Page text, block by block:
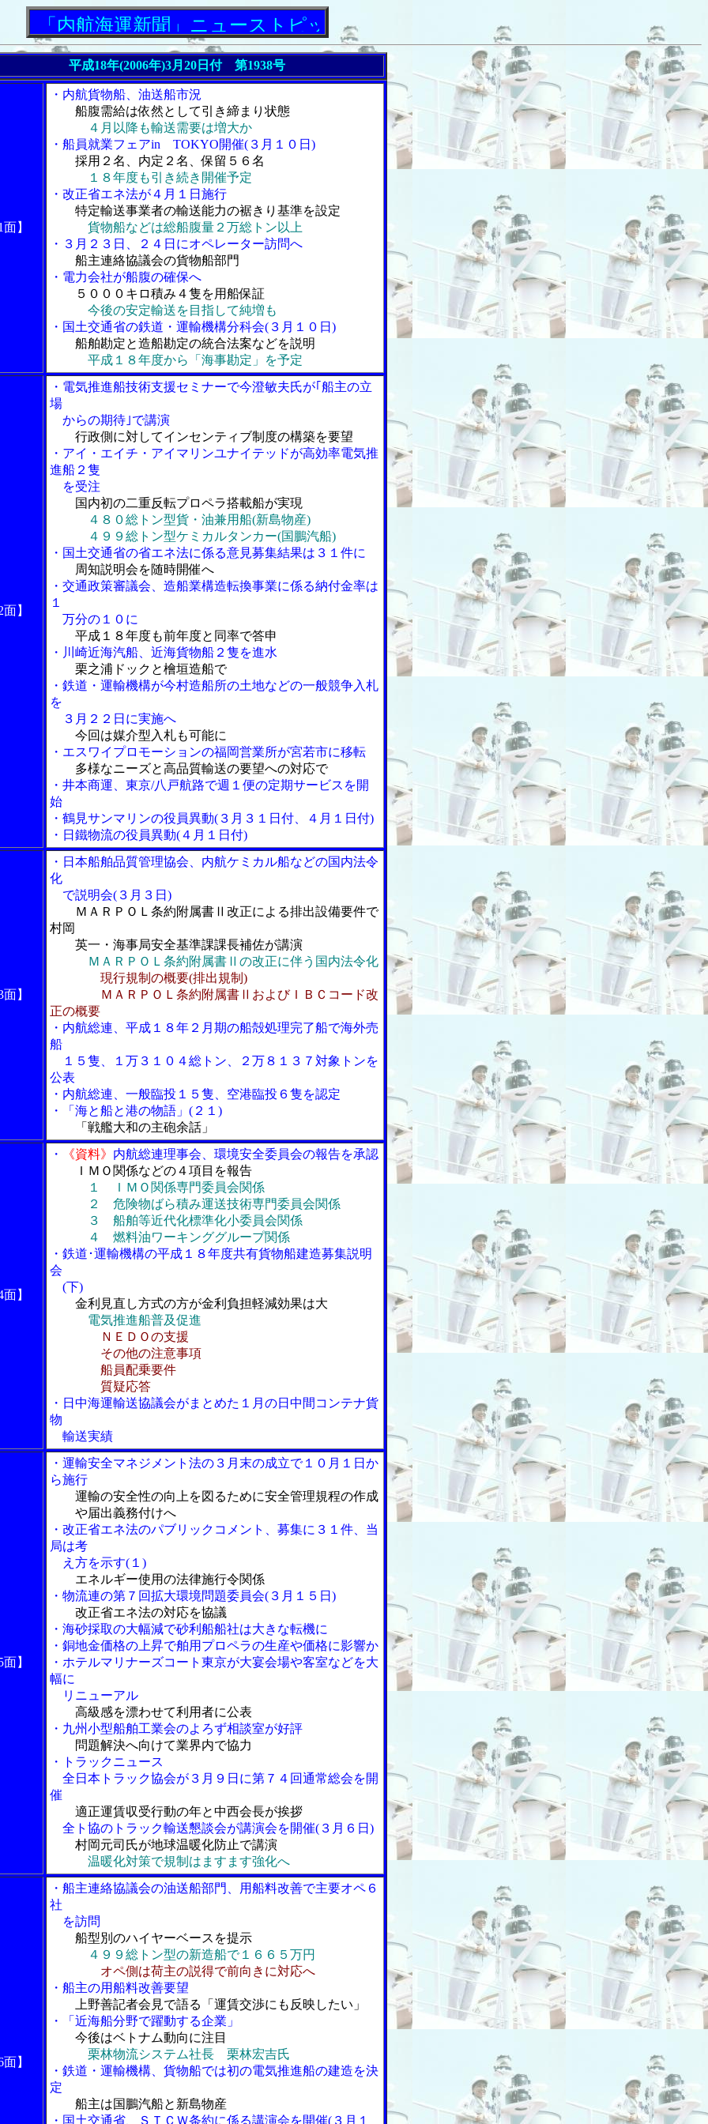
内航海運新聞」ニューストピックス
平成18年(2006年)3月20日付 第1938号
】
・内航貨物船、油送船市況
船腹需給は依然として引き締まり状態
４月以降も輸送需要は増大か
・船員就業フェアin TOKYO開催(３月１０日)
採用２名、内定２名、保留５６名
１８年度も引き続き開催予定
・改正省エネ法が４月１日施行
特定輸送事業者の輸送能力の裾きり基準を設定
貨物船などは総船腹量２万総トン以上
・３月２３日、２４日にオペレーター訪問へ
船主連絡協議会の貨物船部門
・電力会社が船腹の確保へ
５０００キロ積み４隻を用船保証
今後の安定輸送を目指して純増も
・国土交通省の鉄道・運輸機構分科会(３月１０日)
船舶勘定と造船勘定の統合法案などを説明
平成１８年度から「海事勘定」を予定
】
・電気推進船技術支援セミナーで今澄敏夫氏が｢船主の立
場
からの期待｣で講演
行政側に対してインセンティブ制度の構築を要望
・アイ・エイチ・アイマリンユナイテッドが高効率電気推
進船２隻
を受注
国内初の二重反転プロペラ搭載船が実現
４８０総トン型貨・油兼用船(新島物産)
４９９総トン型ケミカルタンカー(国鵬汽船)
・国土交通省の省エネ法に係る意見募集結果は３１件に
周知説明会を随時開催へ
・交通政策審議会、造船業構造転換事業に係る納付金率は
１
万分の１０に
平成１８年度も前年度と同率で答申
・川崎近海汽船、近海貨物船２隻を進水
栗之浦ドックと檜垣造船で
・鉄道・運輸機構が今村造船所の土地などの一般競争入札
を
３月２２日に実施へ
今回は媒介型入札も可能に
・エスワイプロモーションの福岡営業所が宮若市に移転
多様なニーズと高品質輸送の要望への対応で
・井本商運、東京/八戸航路で週１便の定期サービスを開
始
・鶴見サンマリンの役員異動(３月３１日付、４月１日付)
・日鐵物流の役員異動(４月１日付)
】
・日本船舶品質管理協会、内航ケミカル船などの国内法令
化
で説明会(３月３日)
ＭＡＲＰＯＬ条約附属書Ⅱ改正による排出設備要件で
村岡
英一・海事局安全基準課課長補佐が講演
ＭＡＲＰＯＬ条約附属書Ⅱの改正に伴う国内法令化
現行規制の概要(排出規制)
ＭＡＲＰＯＬ条約附属書ⅡおよびＩＢＣコード改
正の概要
・内航総連、平成１８年２月期の船殻処理完了船で海外売
船
１５隻、１万３１０４総トン、２万８１３７対象トンを
公表
・内航総連、一般臨投１５隻、空港臨投６隻を認定
・「海と船と港の物語」(２１)
「戦艦大和の主砲余話」
】
・ 《資料》 内航総連理事会、環境安全委員会の報告を承認
ＩＭＯ関係などの４項目を報告
１ ＩＭＯ関係専門委員会関係
２ 危険物ばら積み運送技術専門委員会関係
３ 船舶等近代化標準化小委員会関係
４ 燃料油ワーキンググループ関係
・鉄道･運輸機構の平成１８年度共有貨物船建造募集説明
会
(下)
金利見直し方式の方が金利負担軽減効果は大
電気推進船普及促進
ＮＥＤＯの支援
その他の注意事項
船員配乗要件
質疑応答
・日中海運輸送協議会がまとめた１月の日中間コンテナ貨
物
輸送実績
】
・運輸安全マネジメント法の３月末の成立で１０月１日か
ら施行
運輸の安全性の向上を図るために安全管理規程の作成
や届出義務付けへ
・改正省エネ法のパブリックコメント、募集に３１件、当
局は考
え方を示す(１)
エネルギー使用の法律施行令関係
・物流連の第７回拡大環境問題委員会(３月１５日)
改正省エネ法の対応を協議
・海砂採取の大幅減で砂利船船社は大きな転機に
・銅地金価格の上昇で舶用プロペラの生産や価格に影響か
・ホテルマリナーズコート東京が大宴会場や客室などを大
幅に
リニューアル
高級感を漂わせて利用者に公表
・九州小型船舶工業会のよろず相談室が好評
問題解決へ向けて業界内で協力
・トラックニュース
全日本トラック協会が３月９日に第７４回通常総会を開
催
適正運賃収受行動の年と中西会長が挨拶
全ト協のトラック輸送懇談会が講演会を開催(３月６日)
村岡元司氏が地球温暖化防止で講演
温暖化対策で規制はますます強化へ
】
・船主連絡協議会の油送船部門、用船料改善で主要オペ６
社
を訪問
船型別のハイヤーベースを提示
４９９総トン型の新造船で１６６５万円
オペ側は荷主の説得で前向きに対応へ
・船主の用船料改善要望
上野善記者会見で語る「運賃交渉にも反映したい」
・「近海船分野で躍動する企業」
今後はベトナム動向に注目
栗林物流システム社長 栗林宏吉氏
・鉄道・運輸機構、貨物船では初の電気推進船の建造を決
定
船主は国鵬汽船と新島物産
・国土交通省、ＳＴＣＷ条約に係る講演会を開催(３月１